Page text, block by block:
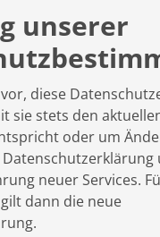
unserer
diese
sie stets den
oder um
neuer Services.
dann die neue